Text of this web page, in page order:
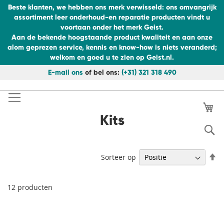
Beste klanten, we hebben ons merk verwisseld: ons omvangrijk
assortiment leer onderhoud-en reparatie producten vindt u
voortaan onder het merk Geist.
Aan de bekende hoogstaande product kwaliteit en aan onze
alom geprezen service, kennis en know-how is niets veranderd;
welkom en goed u te zien op Geist.nl.
E-mail onsof bel ons: (+31) 321 318 490
naar
de
Kits
12 producten
Sorteer op